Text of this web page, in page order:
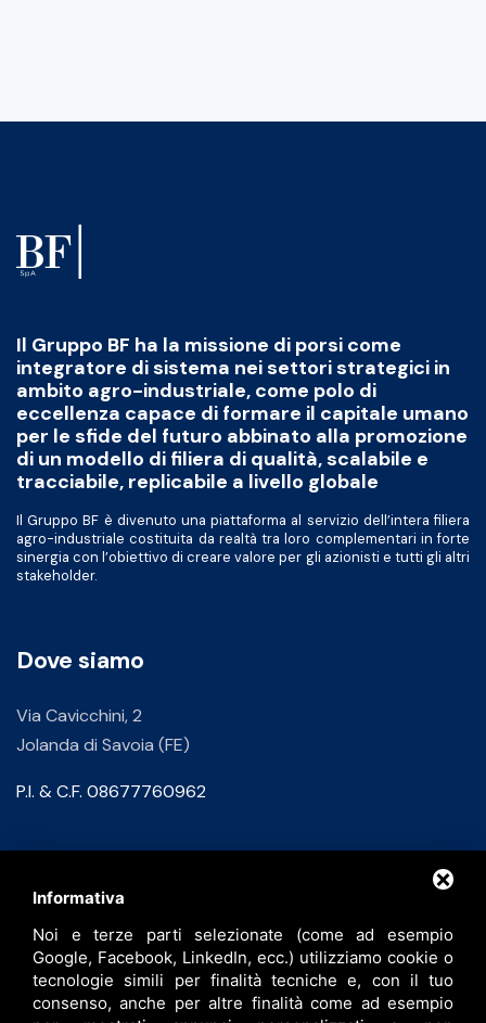
Il Gruppo BF ha la missione di porsi come
integratore di sistema nei settori strategici in
ambito agro-industriale, come polo di
eccellenza capace di formare il capitale umano
per le sfide del futuro abbinato alla promozione
di un modello di filiera di qualità, scalabile e
tracciabile, replicabile a livello globale
Il Gruppo BF è divenuto una piattaforma al servizio dell’intera filiera
agro-industriale costituita da realtà tra loro complementari in forte
sinergia con l’obiettivo di creare valore per gli azionisti e tutti gli altri
stakeholder.
Dove siamo
Via Cavicchini, 2
Jolanda di Savoia (FE)
P.I. & C.F. 08677760962
info@bfspa.it
+39 0532 836102
Informativa
Noi e terze parti selezionate (come ad esempio
Google, Facebook, LinkedIn, ecc.) utilizziamo cookie o
tecnologie simili per finalità tecniche e, con il tuo
consenso, anche per altre finalità come ad esempio